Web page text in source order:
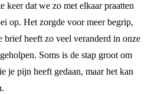
keer dat we zo met elkaar praatten
op. Het zorgde voor meer begrip,
brief heeft zo veel veranderd in onze
Soms is de stap groot om
je pijn heeft gedaan, maar het kan